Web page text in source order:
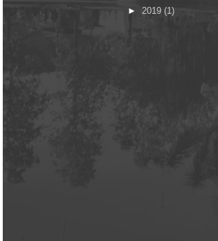
► 2019 (1)